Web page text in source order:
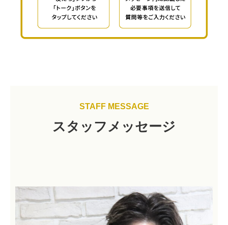
STAFF MESSAGE
スタッフメッセージ